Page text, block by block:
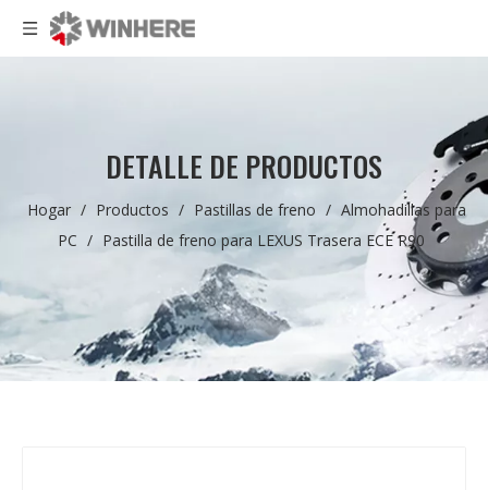
DETALLE DE PRODUCTOS
Hogar / Productos / Pastillas de freno / Almohadillas para
PC / Pastilla de freno para LEXUS Trasera ECE R90